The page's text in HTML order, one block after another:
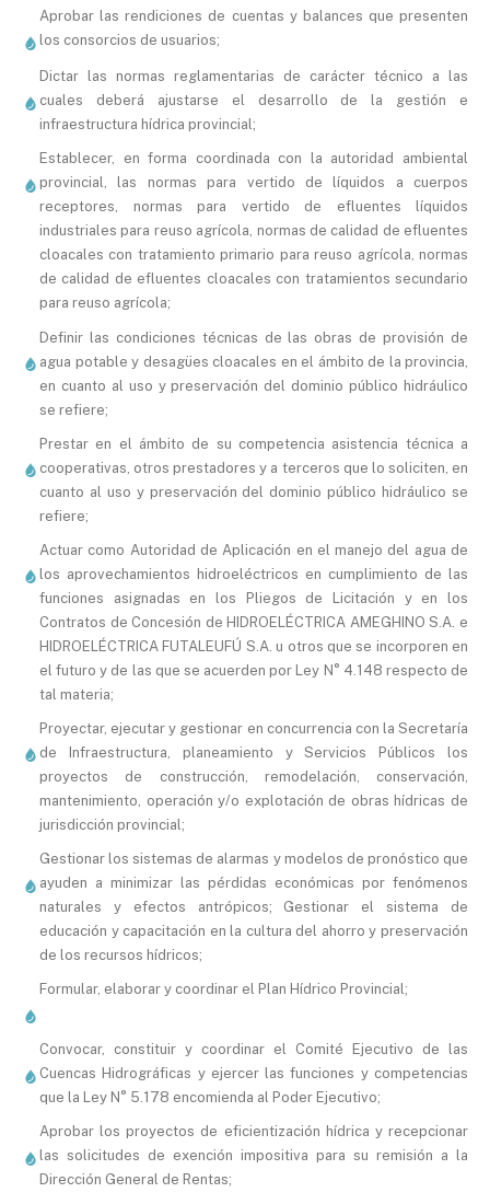
Aprobar las rendiciones de cuentas y balances que presenten
los consorcios de usuarios;
Dictar las normas reglamentarias de carácter técnico a las
cuales deberá ajustarse el desarrollo de la gestión e
infraestructura hídrica provincial;
Establecer, en forma coordinada con la autoridad ambiental
provincial, las normas para vertido de líquidos a cuerpos
receptores, normas para vertido de efluentes líquidos
industriales para reuso agrícola, normas de calidad de efluentes
cloacales con tratamiento primario para reuso agrícola, normas
de calidad de efluentes cloacales con tratamientos secundario
para reuso agrícola;
Definir las condiciones técnicas de las obras de provisión de
agua potable y desagües cloacales en el ámbito de la provincia,
en cuanto al uso y preservación del dominio público hidráulico
se refiere;
Prestar en el ámbito de su competencia asistencia técnica a
cooperativas, otros prestadores y a terceros que lo soliciten, en
cuanto al uso y preservación del dominio público hidráulico se
refiere;
Actuar como Autoridad de Aplicación en el manejo del agua de
los aprovechamientos hidroeléctricos en cumplimiento de las
funciones asignadas en los Pliegos de Licitación y en los
Contratos de Concesión de HIDROELÉCTRICA AMEGHINO S.A. e
HIDROELÉCTRICA FUTALEUFÚ S.A. u otros que se incorporen en
el futuro y de las que se acuerden por Ley N° 4.148 respecto de
tal materia;
Proyectar, ejecutar y gestionar en concurrencia con la Secretaría
de Infraestructura, planeamiento y Servicios Públicos los
proyectos de construcción, remodelación, conservación,
mantenimiento, operación y/o explotación de obras hídricas de
jurisdicción provincial;
Gestionar los sistemas de alarmas y modelos de pronóstico que
ayuden a minimizar las pérdidas económicas por fenómenos
naturales y efectos antrópicos; Gestionar el sistema de
educación y capacitación en la cultura del ahorro y preservación
de los recursos hídricos;
Formular, elaborar y coordinar el Plan Hídrico Provincial;
Convocar, constituir y coordinar el Comité Ejecutivo de las
Cuencas Hidrográficas y ejercer las funciones y competencias
que la Ley N° 5.178 encomienda al Poder Ejecutivo;
Aprobar los proyectos de eficientización hídrica y recepcionar
las solicitudes de exención impositiva para su remisión a la
Dirección General de Rentas;